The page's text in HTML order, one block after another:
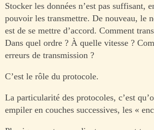
Stocker les données n’est pas suffisant,
pouvoir les transmettre. De nouveau, le
est de se mettre d’accord. Comment
Dans quel ordre ? À quelle vitesse ?
erreurs de transmission ?
C’est le rôle du protocole.
La particularité des protocoles, c’est
empiler en couches successives, les «